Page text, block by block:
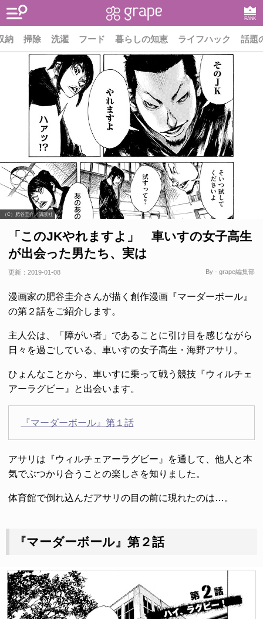
RANK
納 掃除 洗濯 フード 暮らしの知恵 ライフハック 話題
（C）肥谷圭介／講談社
「このJKやれますよ」 車いすの女子高生
が出会った男たち、実は
更新： 2019-01-08 By - grape編集部
漫画家の肥谷圭介さんが描く創作漫画『マーダーボール』
の第２話をご紹介します。
主人公は、「障がい者」であることに引け目を感じながら
日々を過ごしている、車いすの女子高生・海野アサリ。
ひょんなことから、車いすに乗って戦う競技『ウィルチェ
アーラグビー』と出会います。
『マーダーボール』第１話
アサリは『ウィルチェアーラグビー』を通して、他人と本
気でぶつかり合うことの楽しさを知りました。
体育館で倒れ込んだアサリの目の前に現れたのは…。
『マーダーボール』第２話